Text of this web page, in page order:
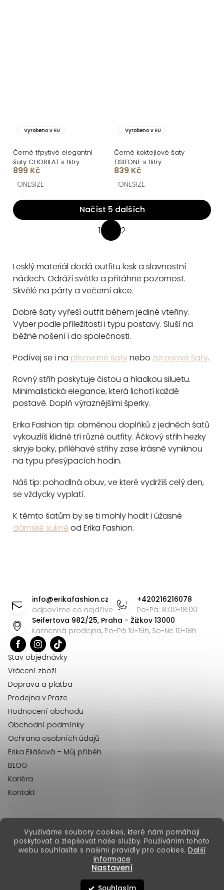
Využíváme soubory cookies, které nám pomáhají
poskytovat a zlepšovat naše služby. Používáním tohoto
webu souhlasíte s našimi pravidly pro cookies. Další
informace
Nastavení
Vyrobeno v EU
Černé třpytivé elegantní
šaty CHORILAT s flitry
899 Kč
ONESIZE
Vyrobeno v EU
Černé koktejlové šaty
TISIFONE s flitry
839 Kč
ONESIZE
O
v
á
d
a
í
p
r
v
y
v
ý
p
i
s
u
Načíst 5 dalších
á
n
k
v
á
n
1 2
Lesklý materiál dodá outfitu lesk a slavnostní
nádech. Odráží světlo a přitáhne pozornost.
Skvělé na párty a večerní akce.
Dobré šaty vyřeší outfit během jediné vteřiny.
Vyber podle příležitosti i typu postavy. Sluší na
běžné nošení i do společnosti.
Podívej se i na plisované šatynebo žerzejové šaty.
Rovný střih poskytuje čistou a hladkou siluetu.
Minimalistická elegance, která lichotí každé
postavě. Doplň výraznějšími šperky.
Erika Fashion tip: obměnou doplňků z jedněch šatů
vykouzlíš klidně tři různé outfity. Áčkový střih hezky
skryje boky, přiléhavé střihy zase krásně vyniknou
na typu přesýpacích hodin.
Náš tip: pohodlná obuv, ve které vydržíš celý den,
se vždycky vyplatí.
K těmto šatům by se ti mohly hodit i úžasné
dámské sukně od Erika Fashion.
info@erikafashion.cz
odpovíme co nejdříve
+420216216078
Po-Pá: 8:00-18:00
Seifertova 982/25, Praha - Žižkov 13000
kamenná prodejna, Po-Pá 10-19h, So-Ne 10-18h
Stav objednávky
Vrácení zboží
Doprava a platba
Prodejna v Praze
Hodnocení obchodu
Obchodní podmínky
Ochrana osobních údajů
Erika Eliášová – Můj příběh
BLOG
Kariéra
Kontakt
Vytvořil Shoptet Premium
Copyright 2026Erika Fashion. Všechna práva vyhrazena.
erikafashion.sk